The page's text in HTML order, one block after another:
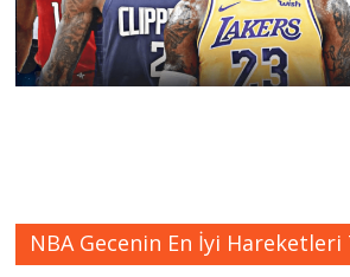
NBA Gecenin En İyi Hareketleri